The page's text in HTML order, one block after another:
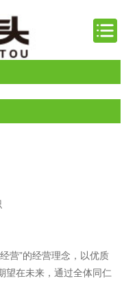
营”的经营理念，以优质
望在未来，通过全体同仁